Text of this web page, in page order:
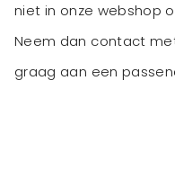
niet in onze webshop
Neem dan contact
graag aan een